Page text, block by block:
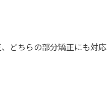
どちらの部分矯正にも対応